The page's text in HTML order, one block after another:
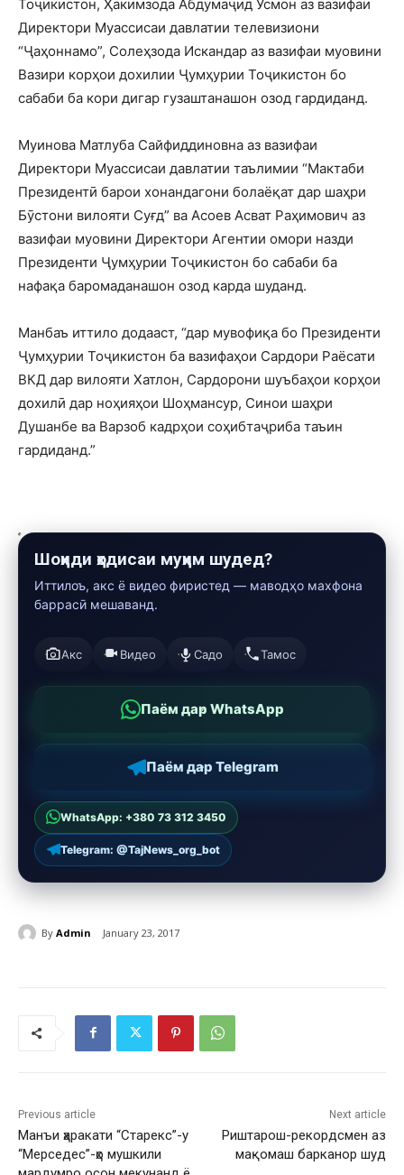
Тоҷикистон, Ҳакимзода Абдумаҷид Усмон аз вазифаи
Директори Муассисаи давлатии телевизиони
“Ҷаҳоннамо”, Солеҳзода Искандар аз вазифаи муовини
Вазири корҳои дохилии Ҷумҳурии Тоҷикистон бо
сабаби ба кори дигар гузаштанашон озод гардиданд.
Муинова Матлуба Сайфиддиновна аз вазифаи
Директори Муассисаи давлатии таълимии “Мактаби
Президентӣ барои хонандагони болаёқат дар шаҳри
Бӯстони вилояти Суғд” ва Асоев Асват Раҳимович аз
вазифаи муовини Директори Агентии омори назди
Президенти Ҷумҳурии Тоҷикистон бо сабаби ба
нафақа баромаданашон озод карда шуданд.
Манбаъ иттило додааст, “дар мувофиқа бо Президенти
Ҷумҳурии Тоҷикистон ба вазифаҳои Сардори Раёсати
ВКД дар вилояти Хатлон, Сардорони шуъбаҳои корҳои
дохилӣ дар ноҳияҳои Шоҳмансур, Синои шаҳри
Душанбе ва Варзоб кадрҳои соҳибтаҷриба таъин
гардиданд.”
Шоҳиди ҳодисаи муҳим шудед?
Иттилоъ, акс ё видео фиристед — маводҳо махфона
баррасӣ мешаванд.
Акс Видео Садо Тамос
Паём дар WhatsApp
Паём дар Telegram
WhatsApp: +380 73 312 3450
Telegram: @TajNews_org_bot
By Admin January 23, 2017
Previous article
Манъи ҳаракати “Старекс”-у
“Мерседес”-ҳо мушкили
Next article
Риштарош-рекордсмен аз
мақомаш барканор шуд